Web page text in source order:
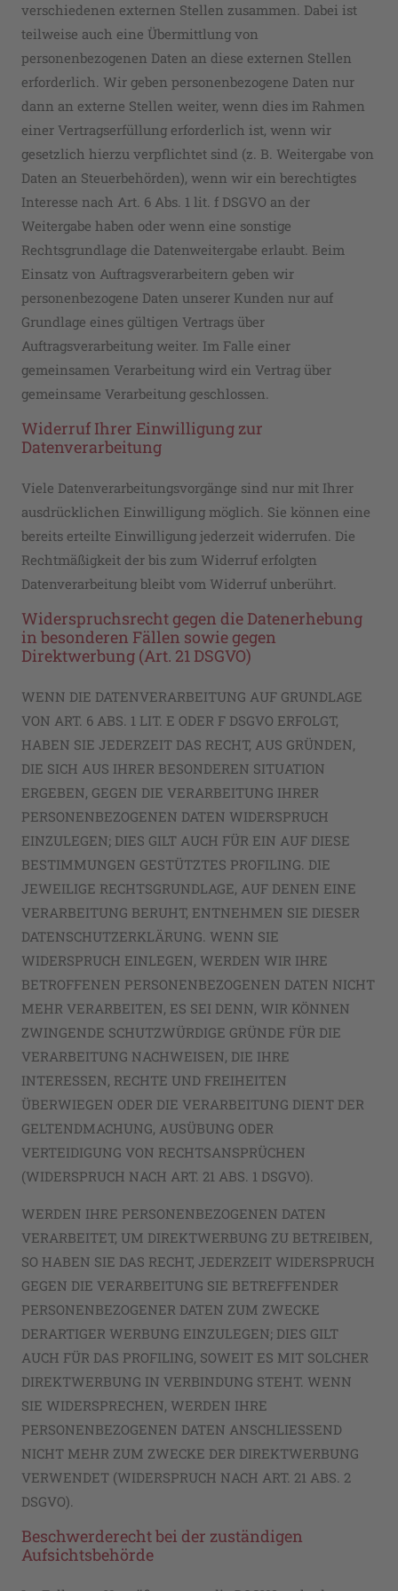
verschiedenen externen Stellen zusammen. Dabei ist
teilweise auch eine Übermittlung von
personenbezogenen Daten an diese externen Stellen
erforderlich. Wir geben personenbezogene Daten nur
dann an externe Stellen weiter, wenn dies im Rahmen
einer Vertragserfüllung erforderlich ist, wenn wir
gesetzlich hierzu verpflichtet sind (z. B. Weitergabe von
Daten an Steuerbehörden), wenn wir ein berechtigtes
Interesse nach Art. 6 Abs. 1 lit. f DSGVO an der
Weitergabe haben oder wenn eine sonstige
Rechtsgrundlage die Datenweitergabe erlaubt. Beim
Einsatz von Auftragsverarbeitern geben wir
personenbezogene Daten unserer Kunden nur auf
Grundlage eines gültigen Vertrags über
Auftragsverarbeitung weiter. Im Falle einer
gemeinsamen Verarbeitung wird ein Vertrag über
gemeinsame Verarbeitung geschlossen.
Widerruf Ihrer Einwilligung zur
Datenverarbeitung
Viele Datenverarbeitungsvorgänge sind nur mit Ihrer
ausdrücklichen Einwilligung möglich. Sie können eine
bereits erteilte Einwilligung jederzeit widerrufen. Die
Rechtmäßigkeit der bis zum Widerruf erfolgten
Datenverarbeitung bleibt vom Widerruf unberührt.
Widerspruchsrecht gegen die Datenerhebung
in besonderen Fällen sowie gegen
Direktwerbung (Art. 21 DSGVO)
WENN DIE DATENVERARBEITUNG AUF GRUNDLAGE
VON ART. 6 ABS. 1 LIT. E ODER F DSGVO ERFOLGT,
HABEN SIE JEDERZEIT DAS RECHT, AUS GRÜNDEN,
DIE SICH AUS IHRER BESONDEREN SITUATION
ERGEBEN, GEGEN DIE VERARBEITUNG IHRER
PERSONENBEZOGENEN DATEN WIDERSPRUCH
EINZULEGEN; DIES GILT AUCH FÜR EIN AUF DIESE
BESTIMMUNGEN GESTÜTZTES PROFILING. DIE
JEWEILIGE RECHTSGRUNDLAGE, AUF DENEN EINE
VERARBEITUNG BERUHT, ENTNEHMEN SIE DIESER
DATENSCHUTZERKLÄRUNG. WENN SIE
WIDERSPRUCH EINLEGEN, WERDEN WIR IHRE
BETROFFENEN PERSONENBEZOGENEN DATEN NICHT
MEHR VERARBEITEN, ES SEI DENN, WIR KÖNNEN
ZWINGENDE SCHUTZWÜRDIGE GRÜNDE FÜR DIE
VERARBEITUNG NACHWEISEN, DIE IHRE
INTERESSEN, RECHTE UND FREIHEITEN
ÜBERWIEGEN ODER DIE VERARBEITUNG DIENT DER
GELTENDMACHUNG, AUSÜBUNG ODER
VERTEIDIGUNG VON RECHTSANSPRÜCHEN
(WIDERSPRUCH NACH ART. 21 ABS. 1 DSGVO).
WERDEN IHRE PERSONENBEZOGENEN DATEN
VERARBEITET, UM DIREKTWERBUNG ZU BETREIBEN,
SO HABEN SIE DAS RECHT, JEDERZEIT WIDERSPRUCH
GEGEN DIE VERARBEITUNG SIE BETREFFENDER
PERSONENBEZOGENER DATEN ZUM ZWECKE
DERARTIGER WERBUNG EINZULEGEN; DIES GILT
AUCH FÜR DAS PROFILING, SOWEIT ES MIT SOLCHER
DIREKTWERBUNG IN VERBINDUNG STEHT. WENN
SIE WIDERSPRECHEN, WERDEN IHRE
PERSONENBEZOGENEN DATEN ANSCHLIESSEND
NICHT MEHR ZUM ZWECKE DER DIREKTWERBUNG
VERWENDET (WIDERSPRUCH NACH ART. 21 ABS. 2
DSGVO).
Beschwerde­recht bei der zuständigen
Aufsichts­behörde